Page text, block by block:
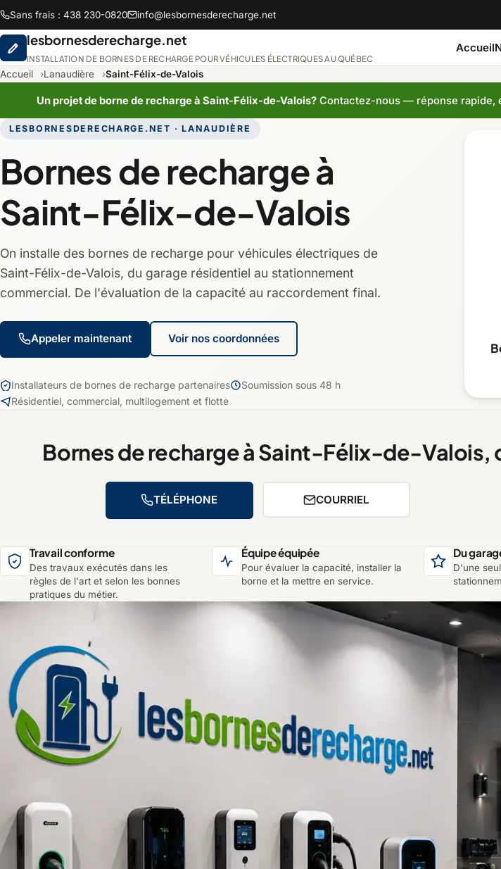
Sans frais : 438 230-0820 info@lesbornesderecharge.net
lesbornesderecharge.net
INSTALLATION DE BORNES DE RECHARGE POUR VÉHICULES ÉLECTRIQUES AU QUÉBEC
Accueil
Chaudière-Appalaches
Lanaudière
Montréal
Accueil Lanaudière Saint-Félix-de-Valois
Un projet de borne de recharge à Saint-Félix-de-Valois? Contactez-nous — réponse rapide,
LESBORNESDERECHARGE.NET · LANAUDIÈRE
Bornes de recharge à
Saint-Félix-de-Valois
On installe des bornes de recharge pour véhicules électriques de
Saint-Félix-de-Valois, du garage résidentiel au stationnement
commercial. De l'évaluation de la capacité au raccordement final.
Appeler maintenant Voir nos coordonnées
Installateurs de bornes de recharge partenaires
Soumission sous 48 h
Résidentiel, commercial, multilogement et flotte
Bornes de recharge à Saint-Félix-de-
TÉLÉPHONE COURRIEL
Travail conforme
Des travaux exécutés dans les
règles de l'art et selon les bonnes
pratiques du métier.
Équipe équipée
Pour évaluer la capacité, installer la
borne et la mettre en service.
Du
D'une